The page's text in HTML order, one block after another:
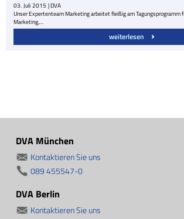
03. Juli 2015 | DVA
Unser Expertenteam Marketing arbeitet fleißig am Tagungsprogramm
Marketing,…
weiterlesen
DVA München
Kontaktieren Sie uns
089 455547-0
DVA Berlin
Kontaktieren Sie uns